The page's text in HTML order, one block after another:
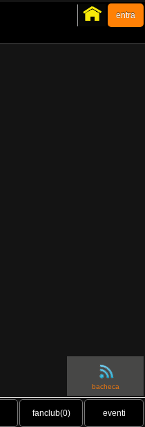
entra
bacheca
fanclub(0) eventi